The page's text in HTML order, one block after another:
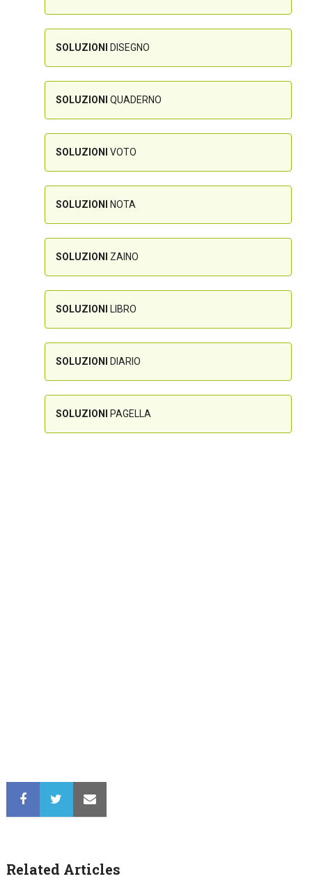
SOLUZIONI DISEGNO
SOLUZIONI QUADERNO
SOLUZIONI VOTO
SOLUZIONI NOTA
SOLUZIONI ZAINO
SOLUZIONI LIBRO
SOLUZIONI DIARIO
SOLUZIONI PAGELLA
Related Articles